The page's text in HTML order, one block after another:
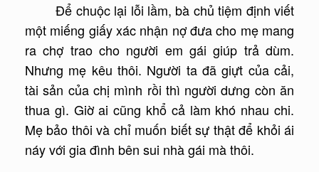
Để chuộc lại lỗi lầm, bà chủ tiệm định viết
một miếng giấy xác nhận nợ đưa cho mẹ mang
ra chợ trao cho người em gái giúp trả dùm.
Nhưng mẹ kêu thôi. Người ta đã giựt của cải,
tài sản của chị mình rồi thì người dưng còn ăn
thua gì. Giờ ai cũng khổ cả làm khó nhau chi.
Mẹ bảo thôi và chỉ muốn biết sự thật để khỏi ái
náy với gia đình bên sui nhà gái mà thôi.